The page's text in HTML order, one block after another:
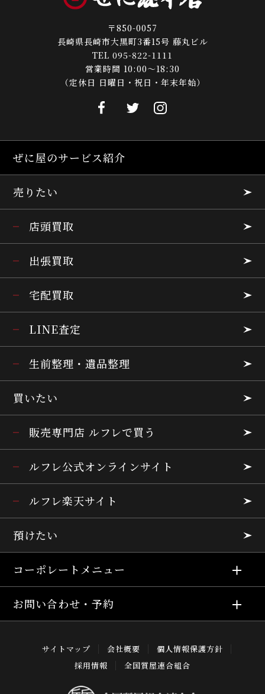
〒850-0057
長崎県長崎市大黒町3番15号 藤丸ビル
TEL 095-822-1111
営業時間 10:00～18:30
（定休日 日曜日・祝日・年末年始）
ぜに屋のサービス紹介
売りたい
店頭買取
出張買取
宅配買取
LINE査定
生前整理・遺品整理
買いたい
販売専門店 ルフレで買う
ルフレ公式オンラインサイト
ルフレ楽天サイト
預けたい
コーポレートメニュー
お問い合わせ・予約
サイトマップ 会社概要
個人情報保護方針
採用情報
全国質屋連合組合